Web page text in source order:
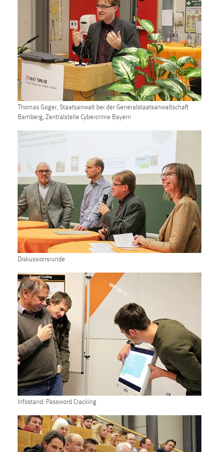
Thomas Goger, Staatsanwalt bei der Generalstaatsanwaltschaft
Bamberg, Zentralstelle Cybercrime Bayern
Diskussionsrunde
Infostand: Password Cracking
Conversion-Tracking
Cookie Laufzeit:
3 Monate
Facebook Pixel
Name:
Anbieter:
Zweck:
Conversion-Tracking
Cookie Laufzeit:
3 Monate
EXTERNE MEDIEN
Um Inhalte von Videoplattformen und Social Media
Plattformen anzeigen zu können, werden von diesen
externen Medien Cookies gesetzt.
YouTube
Vimeo